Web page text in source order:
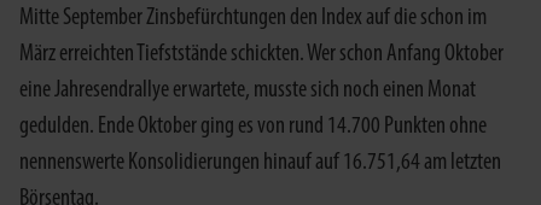
Mitte September Zinsbefürchtungen den Index auf die schon im
März erreichten Tiefststände schickten. Wer schon Anfang Oktober
eine Jahresendrallye erwartete, musste sich noch einen Monat
gedulden. Ende Oktober ging es von rund 14.700 Punkten ohne
nennenswerte Konsolidierungen hinauf auf 16.751,64 am letzten
Börsentag.